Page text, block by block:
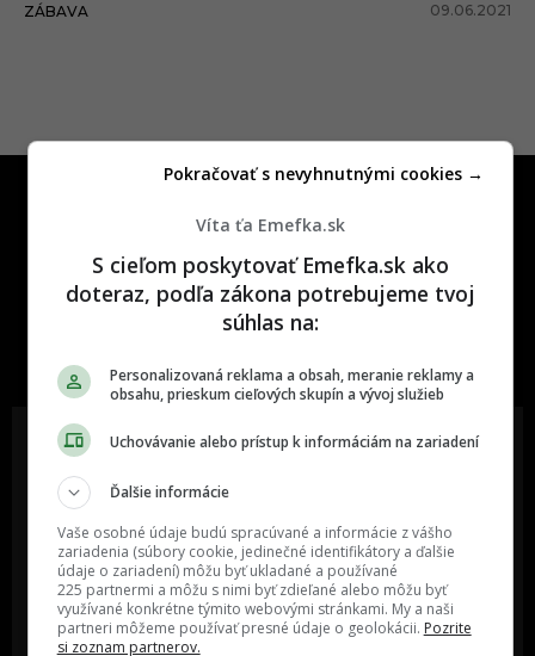
ZÁBAVA 09.06.2021
One time najzábavnejšie miesto na
slovenskom internete, next time
Oslov reklamou viac ako milión
ľudí v rôznych vekových
kategóriách a na rôznych
sociálnych sieťach a nakopni svoj
biznis alebo produkt.
MÁM ZÁUJEM O
SPOLUPRÁCU
mali určite napísať?
POŠLI NÁM TIP NA ČLÁNOK
Víta ťa Emefka.sk
S cieľom poskytovať Emefka.sk ako
doteraz, podľa zákona potrebujeme tvoj
súhlas na:
Personalizovaná reklama a obsah, meranie reklamy a
obsahu, prieskum cieľových skupín a vývoj služieb
Uchovávanie alebo prístup k informáciám na zariadení
Ďalšie informácie
Vaše osobné údaje budú spracúvané a informácie z vášho
zariadenia (súbory cookie, jedinečné identifikátory a ďalšie
údaje o zariadení) môžu byť ukladané a používané
225 partnermi a môžu s nimi byť zdieľané alebo môžu byť
využívané konkrétne týmito webovými stránkami. My a naši
partneri môžeme používať presné údaje o geolokácii. Pozrite
si zoznam partnerov.
Pokračovať s nevyhnutnými cookies →